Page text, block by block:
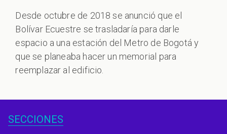
Desde octubre de 2018 se anunció que el
Bolívar Ecuestre se trasladaría para darle
espacio a una estación del Metro de Bogotá y
que se planeaba hacer un memorial para
reemplazar al edificio.
SECCIONES